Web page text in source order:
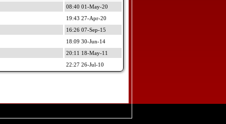
08:40 01-May-20
19:43 27-Apr-20
16:26 07-Sep-15
18:09 30-Jun-14
20:11 18-May-11
22:27 26-Jul-10